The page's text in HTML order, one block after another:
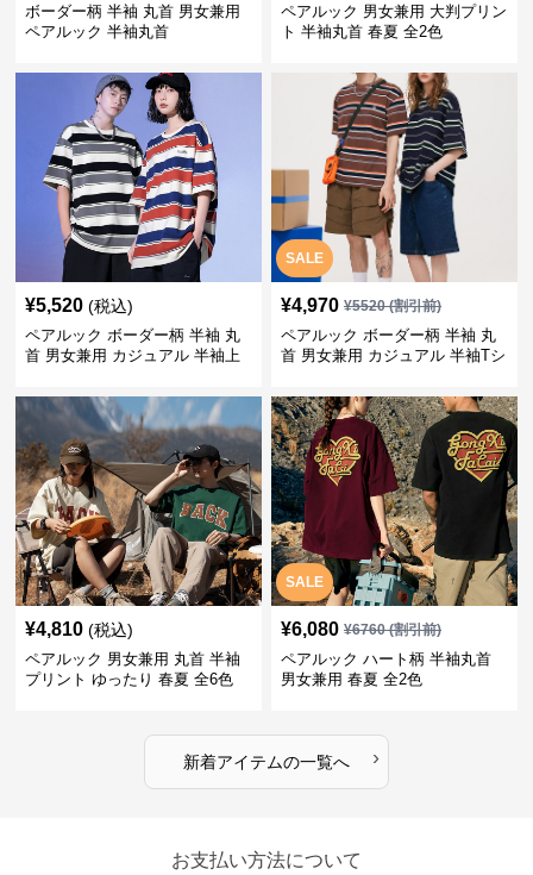
ボーダー柄 半袖 丸首 男女兼用
ペアルック 半袖丸首
ペアルック 男女兼用 大判プリン
ト 半袖丸首 春夏 全2色
¥5,520 (税込)
ペアルック ボーダー柄 半袖 丸
首 男女兼用 カジュアル 半袖上
SALE
¥4,970 ¥5520(割引前)
ペアルック ボーダー柄 半袖 丸
首 男女兼用 カジュアル 半袖Tシ
¥4,810 (税込)
ペアルック 男女兼用 丸首 半袖
プリント ゆったり 春夏 全6色
SALE
¥6,080 ¥6760(割引前)
ペアルック ハート柄 半袖丸首
男女兼用 春夏 全2色
新着アイテムの一覧へ ›
お支払い方法について